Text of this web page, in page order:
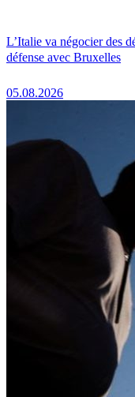
L’Italie va négocier des
défense avec Bruxelles
05.08.2026